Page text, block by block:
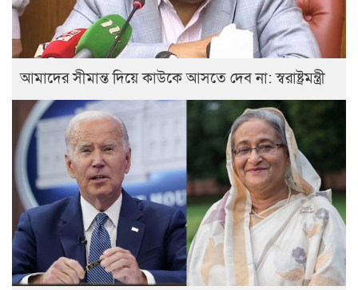
আমাদের সীমান্ত দিয়ে কাউকে আসতে দেব না: স্বরাষ্ট্রমন্ত্রী